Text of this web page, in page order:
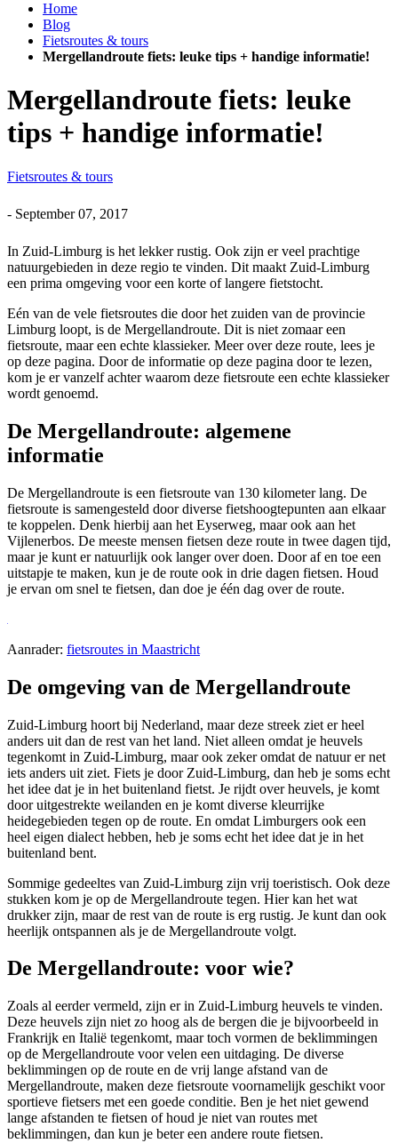
Home
Blog
Fietsroutes & tours
Mergellandroute fiets: leuke tips + handige informatie!
Mergellandroute fiets: leuke
tips + handige informatie!
Fietsroutes & tours
- September 07, 2017
In Zuid-Limburg is het lekker rustig. Ook zijn er veel prachtige
natuurgebieden in deze regio te vinden. Dit maakt Zuid-Limburg
een prima omgeving voor een korte of langere fietstocht.
Eén van de vele fietsroutes die door het zuiden van de provincie
Limburg loopt, is de Mergellandroute. Dit is niet zomaar een
fietsroute, maar een echte klassieker. Meer over deze route, lees je
op deze pagina. Door de informatie op deze pagina door te lezen,
kom je er vanzelf achter waarom deze fietsroute een echte klassieker
wordt genoemd.
De Mergellandroute: algemene
informatie
De Mergellandroute is een fietsroute van 130 kilometer lang. De
fietsroute is samengesteld door diverse fietshoogtepunten aan elkaar
te koppelen. Denk hierbij aan het Eyserweg, maar ook aan het
Vijlenerbos. De meeste mensen fietsen deze route in twee dagen tijd,
maar je kunt er natuurlijk ook langer over doen. Door af en toe een
uitstapje te maken, kun je de route ook in drie dagen fietsen. Houd
je ervan om snel te fietsen, dan doe je één dag over de route.
Aanrader: fietsroutes in Maastricht
De omgeving van de Mergellandroute
Zuid-Limburg hoort bij Nederland, maar deze streek ziet er heel
anders uit dan de rest van het land. Niet alleen omdat je heuvels
tegenkomt in Zuid-Limburg, maar ook zeker omdat de natuur er net
iets anders uit ziet. Fiets je door Zuid-Limburg, dan heb je soms echt
het idee dat je in het buitenland fietst. Je rijdt over heuvels, je komt
door uitgestrekte weilanden en je komt diverse kleurrijke
heidegebieden tegen op de route. En omdat Limburgers ook een
heel eigen dialect hebben, heb je soms echt het idee dat je in het
buitenland bent.
Sommige gedeeltes van Zuid-Limburg zijn vrij toeristisch. Ook deze
stukken kom je op de Mergellandroute tegen. Hier kan het wat
drukker zijn, maar de rest van de route is erg rustig. Je kunt dan ook
heerlijk ontspannen als je de Mergellandroute volgt.
De Mergellandroute: voor wie?
Zoals al eerder vermeld, zijn er in Zuid-Limburg heuvels te vinden.
Deze heuvels zijn niet zo hoog als de bergen die je bijvoorbeeld in
Frankrijk en Italië tegenkomt, maar toch vormen de beklimmingen
op de Mergellandroute voor velen een uitdaging. De diverse
beklimmingen op de route en de vrij lange afstand van de
Mergellandroute, maken deze fietsroute voornamelijk geschikt voor
sportieve fietsers met een goede conditie. Ben je het niet gewend
lange afstanden te fietsen of houd je niet van routes met
beklimmingen, dan kun je beter een andere route fietsen.